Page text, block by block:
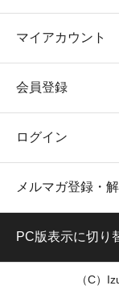
マイアカウント
会員登録
ログイン
メルマガ登録・
PC版表示に切り
（C）